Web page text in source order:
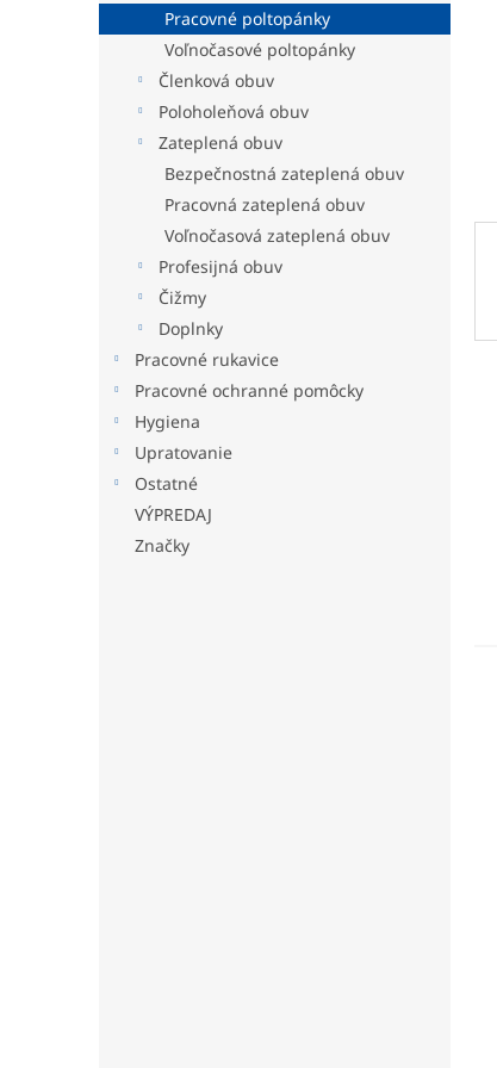
Pracovné poltopánky
Voľnočasové poltopánky
Členková obuv
Poloholeňová obuv
Zateplená obuv
Bezpečnostná zateplená obuv
Pracovná zateplená obuv
Voľnočasová zateplená obuv
Profesijná obuv
Čižmy
Doplnky
Pracovné rukavice
Pracovné ochranné pomôcky
Hygiena
Upratovanie
Ostatné
VÝPREDAJ
Značky